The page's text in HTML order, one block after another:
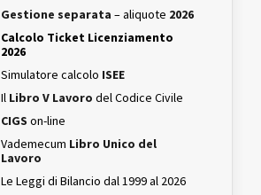
Gestione separata – aliquote 2026
Calcolo Ticket Licenziamento
2026
Simulatore calcolo ISEE
Il Libro V Lavoro del Codice Civile
CIGS on-line
Vademecum Libro Unico del
Lavoro
Le Leggi di Bilancio dal 1999 al 2026